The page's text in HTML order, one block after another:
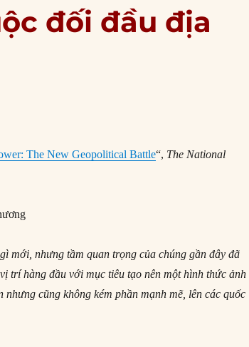
đối đầu địa
The New Geopolitical Battle“, The National
mới, nhưng tầm quan trọng của chúng gần đây đã
trí hàng đầu với mục tiêu tạo nên một hình thức ảnh
cũng không kém phần mạnh mẽ, lên các quốc